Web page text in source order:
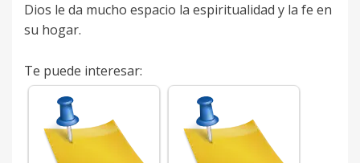
Dios le da mucho espacio la espiritualidad y la fe en
su hogar.
Te puede interesar: